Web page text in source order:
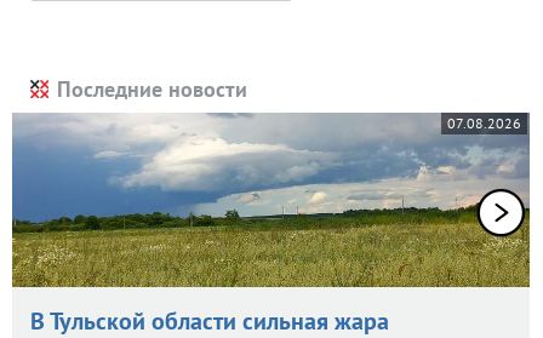
Последние новости
07.08.2026
В Тульской области сильная жара